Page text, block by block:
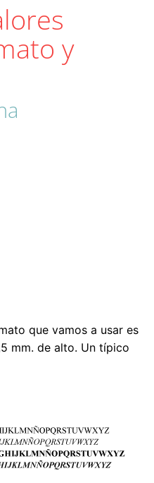
y
que vamos a usar es
mm. de alto. Un típico